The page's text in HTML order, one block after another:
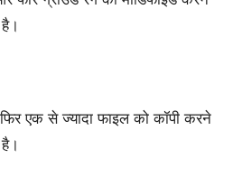
एक से ज्यादा फाइल को कॉपी करने